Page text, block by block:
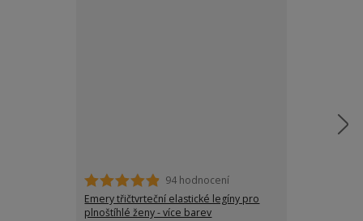
94 hodnocení
Emery třičtvrteční elastické legíny pro
plnoštíhlé ženy - více barev